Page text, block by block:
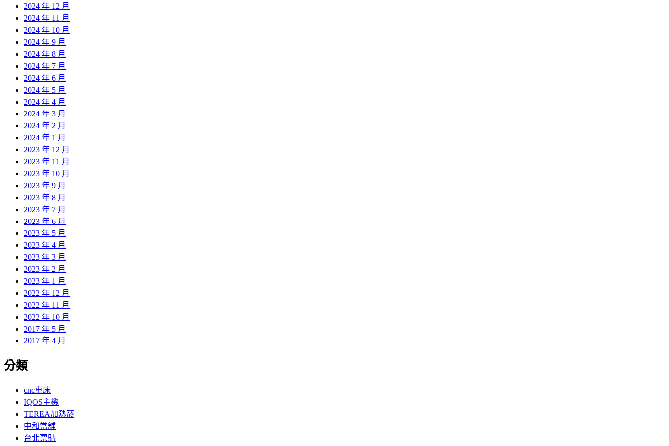
2024 年 12 月
2024 年 11 月
2024 年 10 月
2024 年 9 月
2024 年 8 月
2024 年 7 月
2024 年 6 月
2024 年 5 月
2024 年 4 月
2024 年 3 月
2024 年 2 月
2024 年 1 月
2023 年 12 月
2023 年 11 月
2023 年 10 月
2023 年 9 月
2023 年 8 月
2023 年 7 月
2023 年 6 月
2023 年 5 月
2023 年 4 月
2023 年 3 月
2023 年 2 月
2023 年 1 月
2022 年 12 月
2022 年 11 月
2022 年 10 月
2017 年 5 月
2017 年 4 月
分類
cnc車床
IQOS主機
TEREA加熱菸
中和當舖
台北票貼